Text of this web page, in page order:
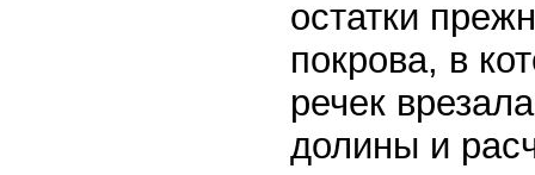
остатки
покрова, в
речек
долины и